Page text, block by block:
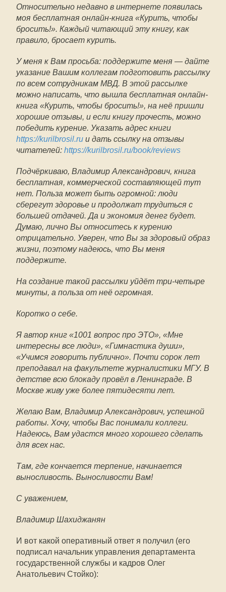
Относительно недавно в интернете появилась
моя бесплатная онлайн-книга «Курить, чтобы
бросить!». Каждый читающий эту книгу, как
правило, бросает курить.
У меня к Вам просьба: поддержите меня — дайте
указание Вашим коллегам подготовить рассылку
по всем сотрудникам МВД. В этой рассылке
можно написать, что вышла бесплатная онлайн-
книга «Курить, чтобы бросить!», на неё пришли
хорошие отзывы, и если книгу прочесть, можно
победить курение. Указать адрес книги
https://kurilbrosil.ru и дать ссылку на отзывы
читателей: https://kurilbrosil.ru/book/reviews
Подчёркиваю, Владимир Александрович, книга
бесплатная, коммерческой составляющей тут
нет. Польза может быть огромной: люди
сберегут здоровье и продолжат трудиться с
большей отдачей. Да и экономия денег будет.
Думаю, лично Вы относитесь к курению
отрицательно. Уверен, что Вы за здоровый образ
жизни, поэтому надеюсь, что Вы меня
поддержите.
На создание такой рассылки уйдёт три-четыре
минуты, а польза от неё огромная.
Коротко о себе.
Я автор книг «1001 вопрос про ЭТО», «Мне
интересны все люди», «Гимнастика души»,
«Учимся говорить публично». Почти сорок лет
преподавал на факультете журналистики МГУ. В
детстве всю блокаду провёл в Ленинграде. В
Москве живу уже более пятидесяти лет.
Желаю Вам, Владимир Александрович, успешной
работы. Хочу, чтобы Вас понимали коллеги.
Надеюсь, Вам удастся много хорошего сделать
для всех нас.
Там, где кончается терпение, начинается
выносливость. Выносливости Вам!
С уважением,
Владимир Шахиджанян
И вот какой оперативный ответ я получил (его
подписал начальник управления департамента
государственной службы и кадров Олег
Анатольевич Стойко):